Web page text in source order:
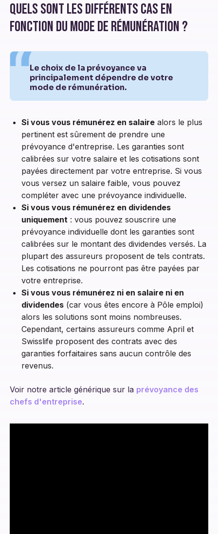
Quels sont les différents cas en
fonction du mode de rémunération ?
Le choix de la prévoyance va
principalement dépendre de votre
mode de rémunération.
Si vous vous rémunérez en salaire alors le plus
pertinent est sûrement de prendre une
prévoyance d'entreprise. Les garanties sont
calibrées sur votre salaire et les cotisations sont
payées directement par votre entreprise. Si vous
vous versez un salaire faible, vous pouvez
compléter avec une prévoyance individuelle.
Si vous vous rémunérez en dividendes
uniquement : vous pouvez souscrire une
prévoyance individuelle dont les garanties sont
calibrées sur le montant des dividendes versés. La
plupart des assureurs proposent de tels contrats.
Les cotisations ne pourront pas être payées par
votre entreprise.
Si vous vous rémunérez ni en salaire ni en
dividendes (car vous êtes encore à Pôle emploi)
alors les solutions sont moins nombreuses.
Cependant, certains assureurs comme April et
Swisslife proposent des contrats avec des
garanties forfaitaires sans aucun contrôle des
revenus.
Voir notre article générique sur la prévoyance des
chefs d'entreprise.